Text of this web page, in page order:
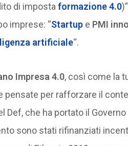
di imposta formazione 4.0
imprese: “Startupe PMI
artificiale“.
Impresa 4.0, così come la
pensate per rafforzare il
Def, che ha portato il
sono stati rifinanziati